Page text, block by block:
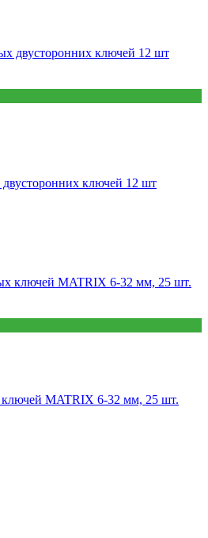
ключей 12 шт
MATRIX 6-32 мм, 25 шт.